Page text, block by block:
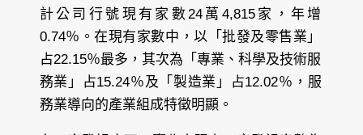
計公司行號現有家數24萬4,815家，年增
0.74％。在現有家數中，以「批發及零售業」
占22.15％最多，其次為「專業、科學及技術服
務業」占15.24％及「製造業」占12.02％，服
務業導向的產業組成特徵明顯。